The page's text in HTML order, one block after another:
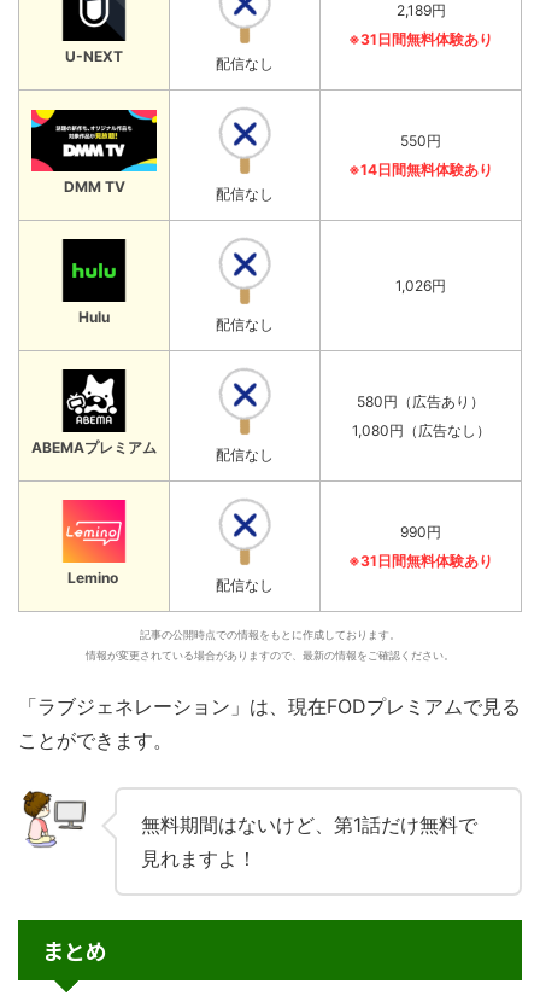
U-NEXT 配信なし
2,189円
※31日間無料体験あり
DMM TV 配信なし
550円
※14日間無料体験あり
Hulu 配信なし
1,026円
ABEMAプレミアム 配信なし
580円（広告あり）
1,080円（広告なし）
Lemino 配信なし
990円
※31日間無料体験あり
記事の公開時点での情報をもとに作成しております。
情報が変更されている場合がありますので、最新の情報をご確認ください。
「ラブジェネレーション」は、現在FODプレミアムで見る
ことができます。
無料期間はないけど、第1話だけ無料で
見れますよ！
まとめ